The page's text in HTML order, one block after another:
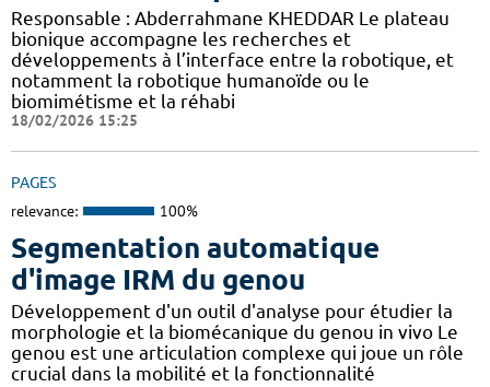
Responsable : Abderrahmane KHEDDAR Le plateau
bionique accompagne les recherches et
développements à l’interface entre la robotique, et
notamment la robotique humanoïde ou le
biomimétisme et la réhabi
18/02/2026 15:25
PAGES
relevance: 100%
Segmentation automatique
d'image IRM du genou
Développement d'un outil d'analyse pour étudier la
morphologie et la biomécanique du genou in vivo Le
genou est une articulation complexe qui joue un rôle
crucial dans la mobilité et la fonctionnalité